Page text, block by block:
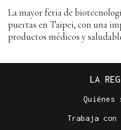
La mayor feria de
puertas en Taipei, con una
productos médicos y
LA
Quiénes
Trabaja con